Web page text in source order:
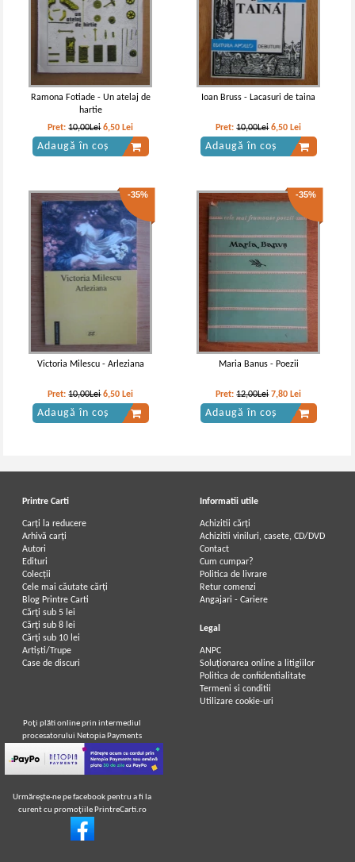
St. O. Iosif - Poezii (2 volume, 1943)
IN STOC
Pret:32,00Lei Lei
Adaugă în coș
D. Anghel, St. O. Iosif - Poezii
IN STOC
Pret:10,00Lei6,50Lei
Adaugă în coș
-35%
Stefan Octavian Iosif - Poezii
Pret:
Lei
Adaugă în coș
-35%
Stefan Octavian Iosif - Poezii (1943)
IN STOC
Adaugă în coș
Stefan Octavian Iosif - Poezii
St. O. Iosif - Poezii originale si
talmaciri
Ramona Fotiade - Un atelaj de
hartie
Pret:10,00Lei 6,50 Lei
Adaugă în coș
Ioan Bruss - Lacasuri de taina
Pret:10,00Lei 6,50 Lei
Adaugă în coș
-35%
Victoria Milescu - Arleziana
Pret:10,00Lei 6,50 Lei
Adaugă în coș
-35%
Maria Banus - Poezii
Pret:12,00Lei 7,80 Lei
Adaugă în coș
Printre Carti
Carți la reducere
Arhivă carți
Autori
Edituri
Colecții
Cele mai căutate cărți
Blog Printre Carti
Cărţi sub 5 lei
Cărţi sub 8 lei
Cărţi sub 10 lei
Artiști/Trupe
Case de discuri
Informatii utile
Achizitii cărți
Achizitii viniluri, casete, CD/DVD
Contact
Cum cumpar?
Politica de livrare
Retur comenzi
Angajari - Cariere
Legal
ANPC
Soluționarea online a litigiilor
Politica de confidentialitate
Termeni si conditii
Utilizare cookie-uri
Poţi plăti online prin intermediul
procesatorului Netopia Payments
Urmăreşte-ne pe facebook pentru a fi la
curent cu promoţiile PrintreCarti.ro